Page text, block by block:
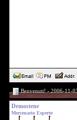
Benvenuti! - 2006-11-
Demostene
Mercenario Esperto